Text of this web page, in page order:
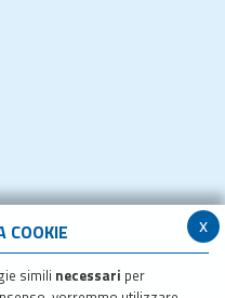
x
COOKIE
simili necessari per